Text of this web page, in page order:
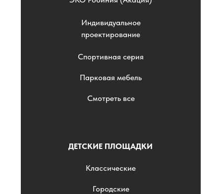
Спортивная серия
Парковая мебель
Смотреть все
Индивидуальное
проектирование
ДЕТСКИЕ ПЛОЩАДКИ
Классические
Городские